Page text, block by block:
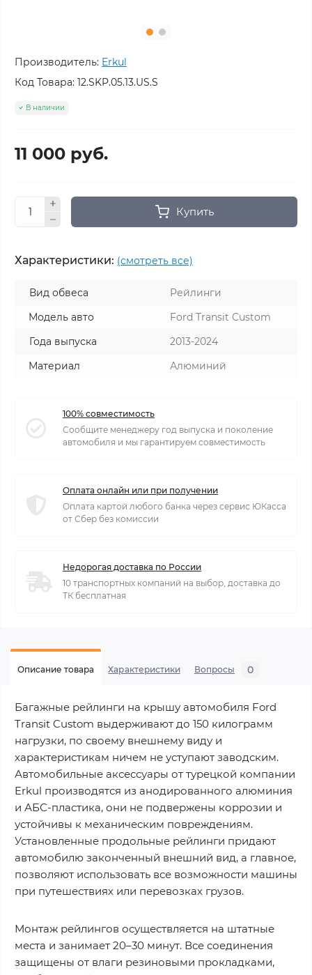
Производитель: Erkul
Код Товара: 12.SKP.05.13.US.S
В наличии
11 000 руб.
Купить
Характеристики: (смотреть все)
Вид обвеса
Рейлинги
Модель авто
Ford Transit Custom
Года выпуска
2013-2024
Материал
Алюминий
100% совместимость
Сообщите менеджеру год выпуска и поколение
автомобиля и мы гарантируем совместимость
Оплата онлайн или при получении
Оплата картой любого банка через сервис ЮКасса
от Сбер без комиссии
Недорогая доставка по России
10 транспортных компаний на выбор, доставка до
ТК бесплатная
Описание товара Характеристики Вопросы 0
Багажные рейлинги на крышу автомобиля Ford
Transit Custom выдерживают до 150 килограмм
нагрузки, по своему внешнему виду и
характеристикам ничем не уступают заводским.
Автомобильные аксессуары от турецкой компании
Erkul производятся из анодированного алюминия
и АБС-пластика, они не подвержены коррозии и
устойчивы к механическим повреждениям.
Установленные продольные рейлинги придают
автомобилю законченный внешний вид, а главное,
позволяют использовать все возможности машины
при путешествиях или перевозках грузов.
Монтаж рейлингов осуществляется на штатные
места и занимает 20–30 минут. Все соединения
защищены от влаги резиновыми прокладками,